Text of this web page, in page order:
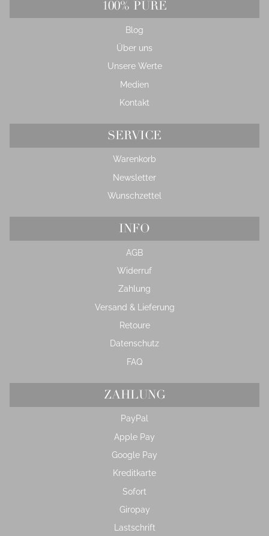
100% PURE
Blog
Über uns
Unsere Werte
Medien
Kontakt
SERVICE
Warenkorb
Newsletter
Wunschzettel
INFO
AGB
Widerruf
Zahlung
Versand & Lieferung
Retoure
Datenschutz
FAQ
ZAHLUNG
PayPal
Apple Pay
Google Pay
Kreditkarte
Sofort
Giropay
Lastschrift